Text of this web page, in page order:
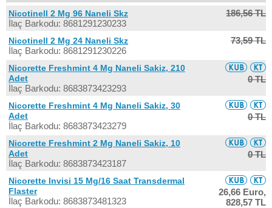
Nicotinell 2 Mg 96 Naneli Skz
İlaç Barkodu: 8681291230233
186,56 TL
Nicotinell 2 Mg 24 Naneli Skz
İlaç Barkodu: 8681291230226
73,59 TL
Nicorette Freshmint 4 Mg Naneli Sakiz, 210
Adet
İlaç Barkodu: 8683873423293
0 TL
Nicorette Freshmint 4 Mg Naneli Sakiz, 30
Adet
İlaç Barkodu: 8683873423279
0 TL
Nicorette Freshmint 2 Mg Naneli Sakiz, 10
Adet
İlaç Barkodu: 8683873423187
0 TL
Nicorette Invisi 15 Mg/16 Saat Transdermal
Flaster
İlaç Barkodu: 8683873481323
26,66 Euro,
828,57 TL